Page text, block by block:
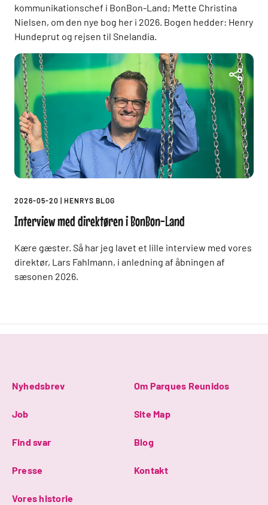
kommunikationschef i BonBon-Land; Mette Christina
Nielsen, om den nye bog her i 2026. Bogen hedder: Henry
Hundeprut og rejsen til Snelandia.
2026-05-20 HENRYS BLOG
Interview med direktøren i BonBon-Land
Kære gæster. Så har jeg lavet et lille interview med vores
direktør, Lars Fahlmann, i anledning af åbningen af
sæsonen 2026.
Nyhedsbrev Om Parques Reunidos
Job Site Map
Find svar Blog
Presse Kontakt
Vores historie